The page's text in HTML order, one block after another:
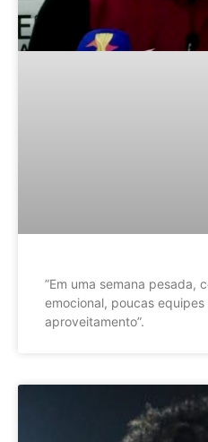
”Em uma semana pesada,
emocional, poucas
aproveitamento”.